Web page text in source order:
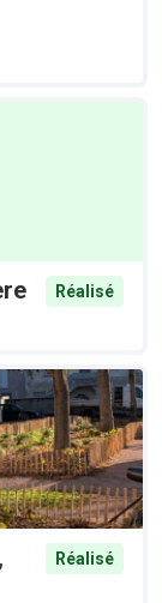
Réalisé
Réalisé